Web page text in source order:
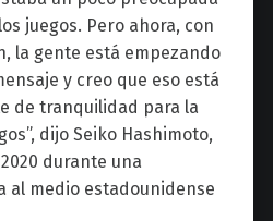
juegos. Pero ahora, con
la gente está empezando
y creo que eso está
de tranquilidad para la
dijo Seiko Hashimoto,
durante una
al medio estadounidense